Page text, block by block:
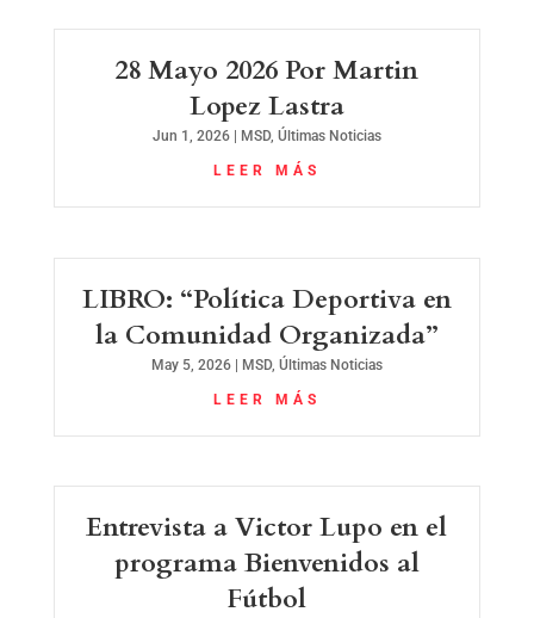
28 Mayo 2026 Por Martin
Lopez Lastra
Jun 1, 2026| MSD, Últimas Noticias
LEER MÁS
LIBRO: “Política Deportiva en
la Comunidad Organizada”
May 5, 2026| MSD, Últimas Noticias
LEER MÁS
Entrevista a Victor Lupo en el
programa Bienvenidos al
Fútbol